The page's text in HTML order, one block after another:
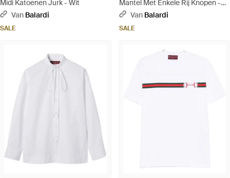
Midi Katoenen Jurk - Wit
Van Balardi
SALE
Mantel Met Enkele Rij Knopen -
Groen
Van Balardi
SALE